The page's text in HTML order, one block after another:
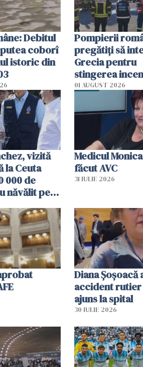
Debitul
coborî
istoric din
Pompierii
pregătiţi să
Grecia pentru
stingerea
01 AUGUST 2026
vizită
la Ceuta
000 de
năvălit pe
„Vom
Medicul
făcut AVC
31 IULIE 2026
Diana Șoșoacă
accident rutier
ajuns la spital
30 IULIE 2026